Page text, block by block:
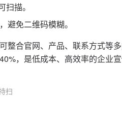
描。
避免二维码模糊。
整合官网、产品、联系方式等
，是低成本、高效率的企业宣
扫